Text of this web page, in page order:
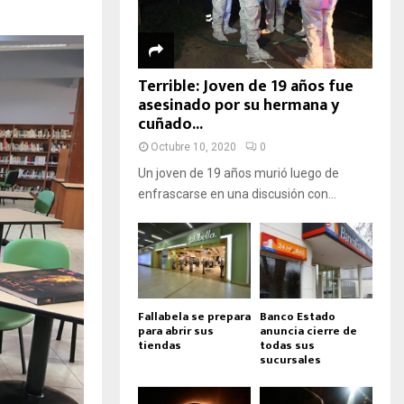
Terrible: Joven de 19 años fue
asesinado por su hermana y
cuñado...
Octubre 10, 2020 0
Un joven de 19 años murió luego de
enfrascarse en una discusión con...
Fallabela se prepara
para abrir sus
tiendas
Banco Estado
anuncia cierre de
todas sus
sucursales